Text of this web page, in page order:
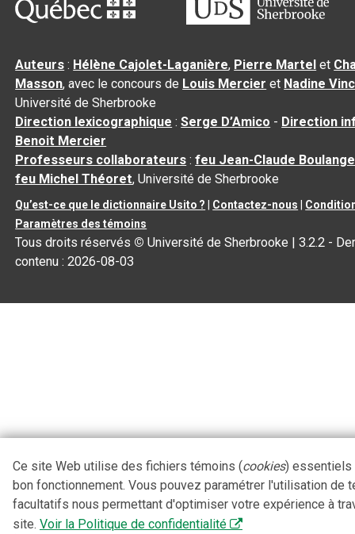
Auteurs : Hélène Cajolet-Laganière, Pierre Martel et
Masson, avec le concours de Louis Mercier et Nadine
Université de Sherbrooke
Direction lexicographique :Serge D’Amico - Direction
Benoit Mercier
Professeurs collaborateurs :feu Jean-Claude
feu Michel Théoret, Université de Sherbrooke
Qu’est-ce que le dictionnaire Usito ? Contactez-nous
Paramètres des témoins
Tous droits réservés © Université de Sherbrooke |3.2.2 -
contenu :2026-08-03
Ce site Web utilise des fichiers témoins (cookies) essentiels
bon fonctionnement. Vous pouvez paramétrer l'utilisation de
facultatifs nous permettant d'optimiser votre expérience à
site. Voir la Politique de confidentialité